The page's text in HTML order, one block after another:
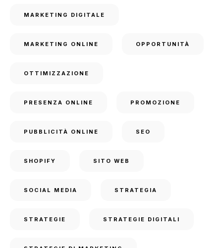
MARKETING DIGITALE
MARKETING ONLINE OPPORTUNITÀ
OTTIMIZZAZIONE
PRESENZA ONLINE PROMOZIONE
PUBBLICITÀ ONLINE SEO
SHOPIFY SITO WEB
SOCIAL MEDIA STRATEGIA
STRATEGIE STRATEGIE DIGITALI